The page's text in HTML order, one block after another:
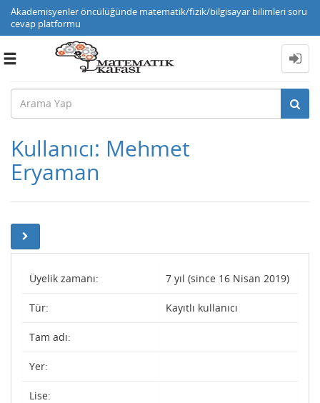
Akademisyenler öncülüğünde matematik/fizik/bilgisayar bilimleri soru
cevap platformu
Toggle
Kullanıcı: Mehmet
Eryaman
Üyelik zamanı: 7 yıl (since 16 Nisan 2019)
Tür: Kayıtlı kullanıcı
Tam adı:
Yer:
Lise: